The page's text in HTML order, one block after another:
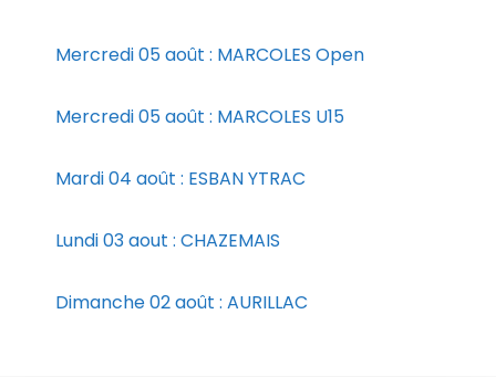
Mercredi 05 août : MARCOLES Open
Mercredi 05 août : MARCOLES U15
Mardi 04 août : ESBAN YTRAC
Lundi 03 aout : CHAZEMAIS
Dimanche 02 août : AURILLAC